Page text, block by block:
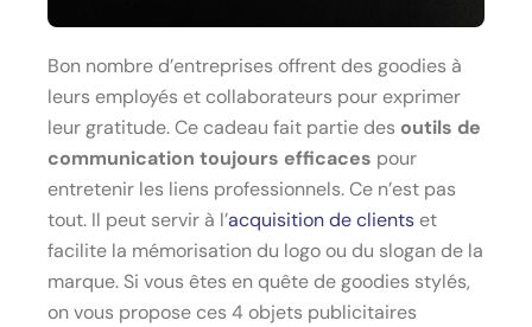
Bon nombre d’entreprises offrent des goodies à
leurs employés et collaborateurs pour exprimer
leur gratitude. Ce cadeau fait partie des outils de
communication toujours efficaces pour
entretenir les liens professionnels. Ce n’est pas
tout. Il peut servir à l’acquisition de clients et
facilite la mémorisation du logo ou du slogan de la
marque. Si vous êtes en quête de goodies stylés,
on vous propose ces 4 objets publicitaires